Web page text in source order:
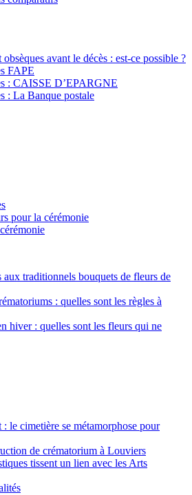
avant le décès : est-ce possible ?
FAPE
: CAISSE D’EPARGNE
: La Banque postale
pour la cérémonie
aux traditionnels bouquets de fleurs de
: quelles sont les règles à
hiver : quelles sont les fleurs qui ne
le cimetière se métamorphose pour
de crématorium à Louviers
tissent un lien avec les Arts